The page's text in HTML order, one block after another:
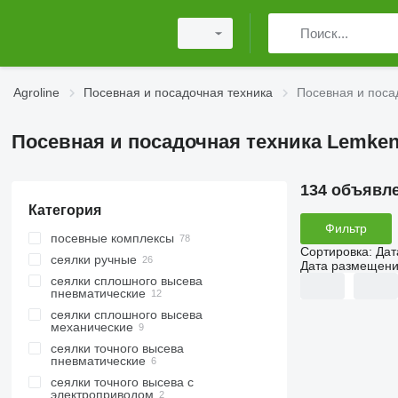
Agroline Посевная и посадочная техника Посевная и
Посевная и посадочная техника Lemken
Категория
посевные комплексы
сеялки ручные
сеялки сплошного высева
пневматические
сеялки сплошного высева
механические
сеялки точного высева
пневматические
сеялки точного высева с
электроприводом
134
Фильтр
Сортировка:
Дата